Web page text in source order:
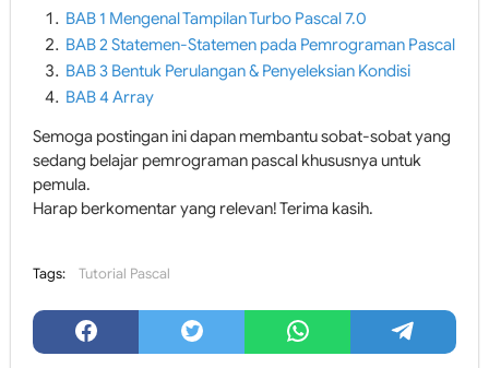
BAB 1 Mengenal Tampilan Turbo Pascal 7.0
BAB 2 Statemen-Statemen pada Pemrograman Pascal
BAB 3 Bentuk Perulangan & Penyeleksian Kondisi
BAB 4 Array
Semoga postingan ini dapan membantu sobat-sobat yang
sedang belajar pemrograman pascal khususnya untuk
pemula.
Harap berkomentar yang relevan! Terima kasih.
Tags: Tutorial Pascal